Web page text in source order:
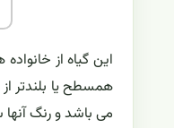
همسطح یا بلندتر
می باشد و رنگ